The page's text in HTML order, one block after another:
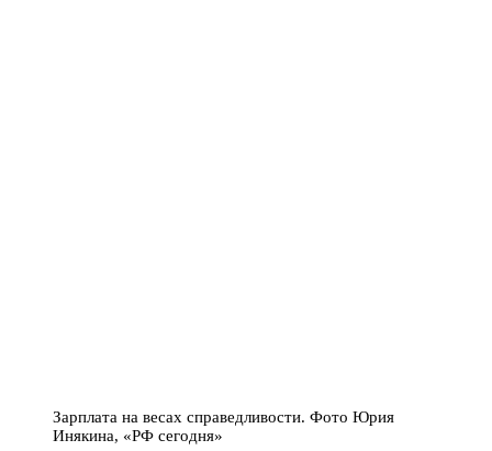
Зарплата на весах справедливости. Фото Юрия
Инякина, «РФ сегодня»